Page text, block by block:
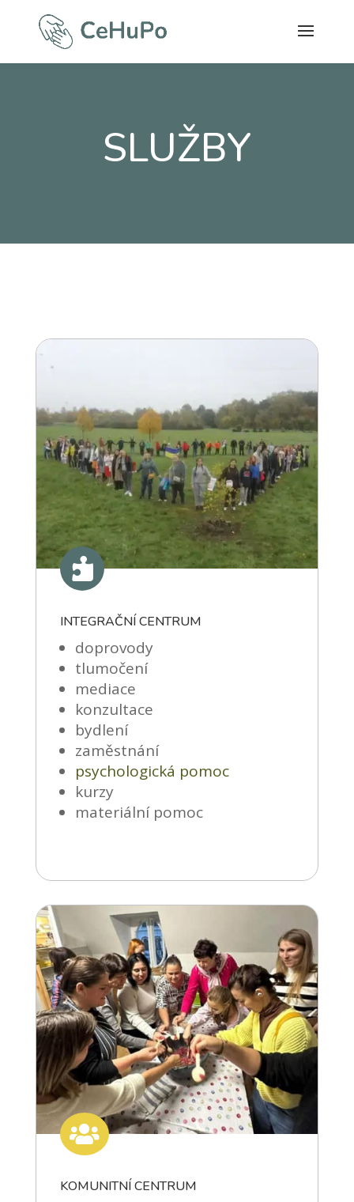
SLUŽBY

INTEGRAČNÍ CENTRUM
doprovody
tlumočení
mediace
konzultace
bydlení
zaměstnání
psychologická pomoc
kurzy
materiální pomoc

KOMUNITNÍ CENTRUM